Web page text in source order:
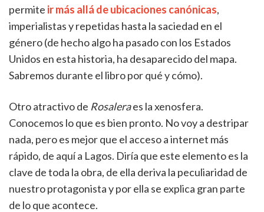
permite ir más allá de ubicaciones canónicas,
imperialistas y repetidas hasta la saciedad en el
género (de hecho algo ha pasado con los Estados
Unidos en esta historia, ha desaparecido del mapa.
Sabremos durante el libro por qué y cómo).
Otro atractivo de Rosaleraes la xenosfera.
Conocemos lo que es bien pronto. No voy a destripar
nada, pero es mejor que el acceso a internet más
rápido, de aquí a Lagos. Diría que este elemento es la
clave de toda la obra, de ella deriva la peculiaridad de
nuestro protagonista y por ella se explica gran parte
de lo que acontece.